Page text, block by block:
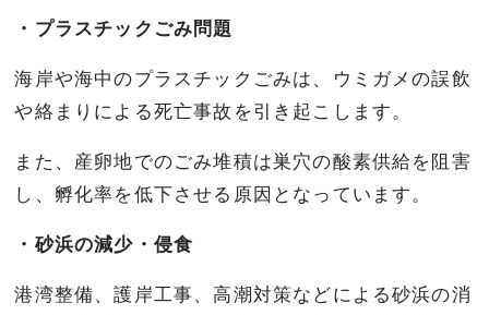
・プラスチックごみ問題
海岸や海中のプラスチックごみは、ウミガメの誤飲
や絡まりによる死亡事故を引き起こします。
また、産卵地でのごみ堆積は巣穴の酸素供給を阻害
し、孵化率を低下させる原因となっています。
・砂浜の減少・侵食
港湾整備、護岸工事、高潮対策などによる砂浜の消